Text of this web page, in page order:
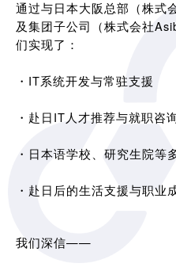
通过与日本大阪总部（株式
及集团子公司（株式会社
们实现了：
・IT系统开发与常驻支援
・赴日IT人才推荐与就职咨
・日本语学校、研究生院等
・赴日后的生活支援与职业
我们深信——